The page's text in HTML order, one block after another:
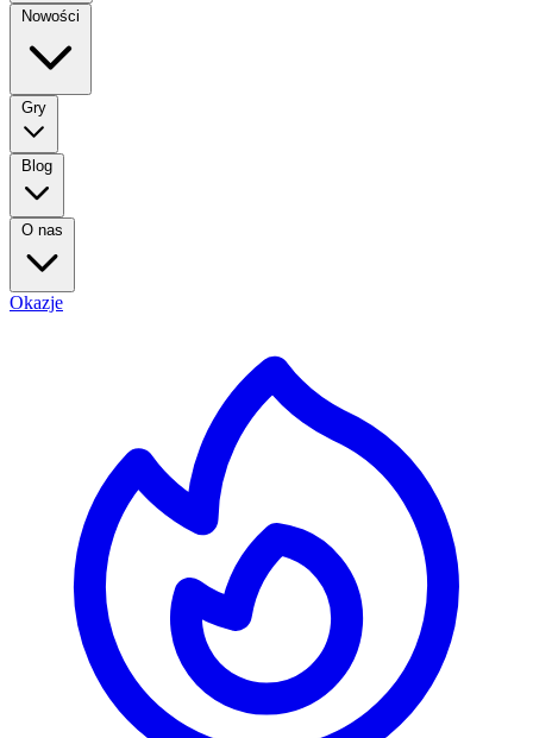
Nowości
Gry
Blog
O nas
Okazje